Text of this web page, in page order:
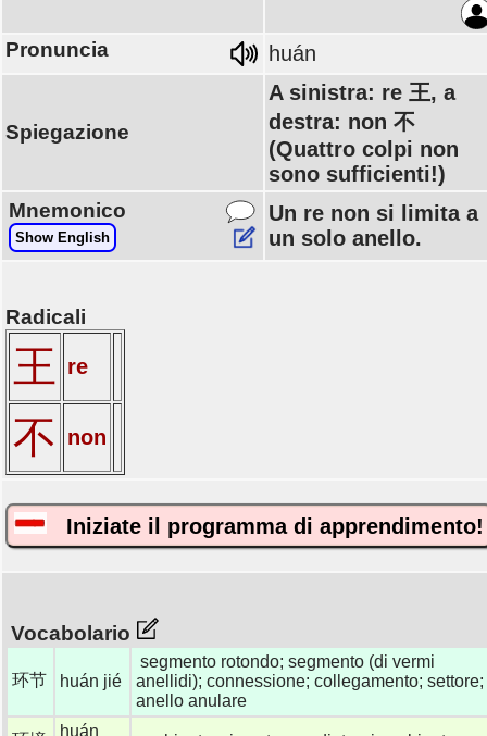
Pronuncia huán
Spiegazione
A sinistra: re 王, a
destra: non 不
(Quattro colpi non
sono sufficienti!)
Mnemonico
Show English
Un re non si limita a
un solo anello.
Radicali
王 re
不 non
Iniziate il programma di apprendimento!
Vocabolario
环节 huán jié
segmento rotondo; segmento (di vermi
anellidi); connessione; collegamento; settore;
anello anulare
huán